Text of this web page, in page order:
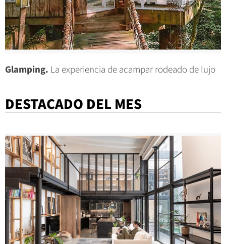
Glamping. La experiencia de acampar rodeado de lujo
DESTACADO DEL MES